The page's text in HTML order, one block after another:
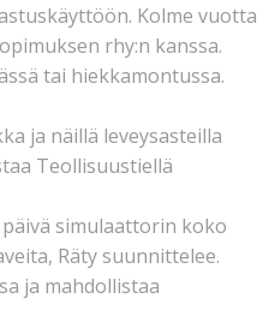
Kolme vuotta
rhy:n kanssa.
tai hiekkamontussa.
ja näillä leveysasteilla
Teollisuustiellä
simulaattorin koko
Räty suunnittelee.
ja mahdollistaa